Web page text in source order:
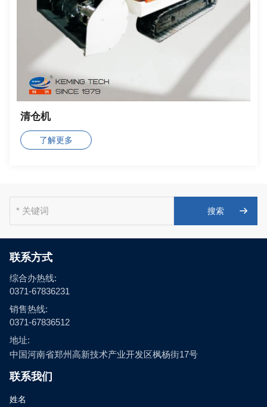
清仓机
了解更多

联系方式
综合办热线:
0371-67836231
销售热线:
0371-67836512
地址:
中国河南省郑州高新技术产业开发区枫杨街17号
联系我们